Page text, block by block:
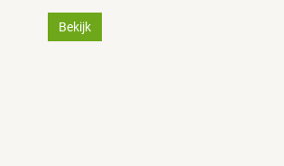
Bekijk